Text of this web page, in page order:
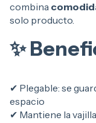
combina
solo producto.
✨
✔ Plegable: se
espacio
✔ Mantiene la